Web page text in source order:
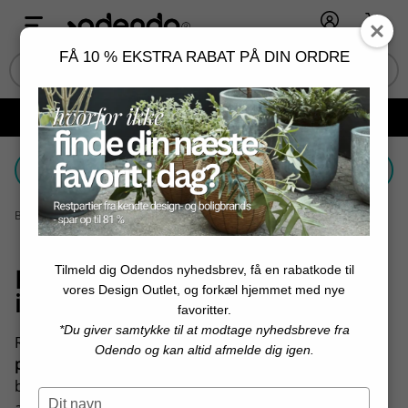
Kurv
Fri fragt ved køb over 599 kr. og minimum 2 varer 📦
Vælg et filter
Bolig og design│Farve│Rød
Rød - varme og karakter i
indretningen
Rød er en farve, der tilfører energi, dybde og
personlighed
både som et markant statement og som en varm
FÅ 10 % EKSTRA RABAT PÅ DIN ORDRE
Tilmeld dig Odendos nyhedsbrev, få en rabatkode til
vores Design Outlet, og forkæl hjemmet med nye
favoritter.
*Du giver samtykke til at modtage nyhedsbreve fra
Odendo og kan altid afmelde dig igen.
Type